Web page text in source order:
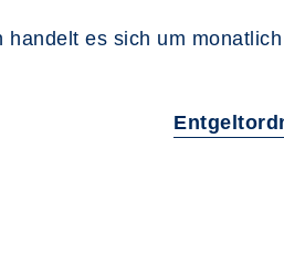
handelt es sich um